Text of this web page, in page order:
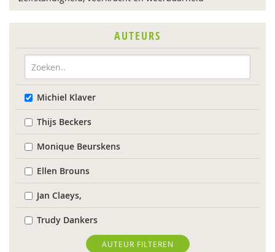
AUTEURS
Michiel Klaver
Thijs Beckers
Monique Beurskens
Ellen Brouns
Jan Claeys,
Trudy Dankers
Evelien DemaerschalkAUTEUR FILTEREN